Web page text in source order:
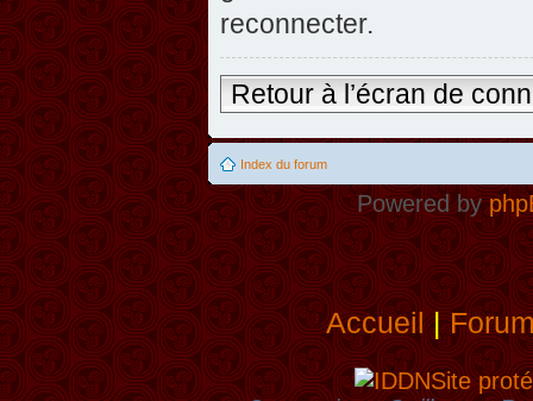
reconnecter.
Retour à l’écran de
Index du forum
Powered by
Accueil|
Site